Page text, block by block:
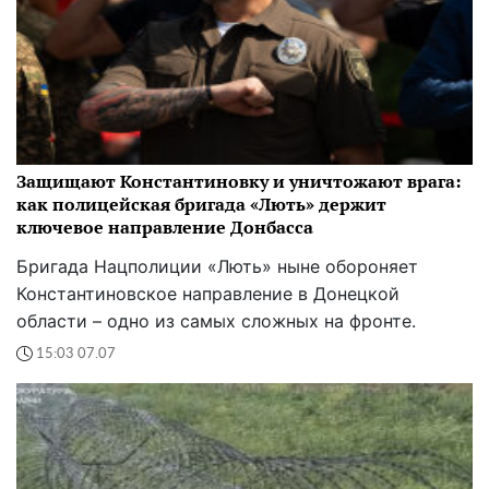
Защищают Константиновку и уничтожают врага:
как полицейская бригада «Лють» держит
ключевое направление Донбасса
Бригада Нацполиции «Лють» ныне обороняет
Константиновское направление в Донецкой
области – одно из самых сложных на фронте.
15:03 07.07